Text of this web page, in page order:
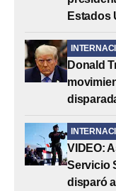
Estados
Donald
VIDEO:
Servicio
disparó